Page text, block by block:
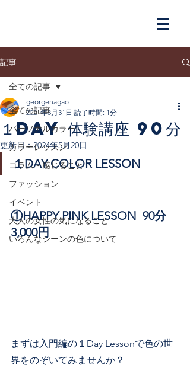
記事
全ての記事
パーソナルカラー
カラーレッスン
コラム・感じること
ファッション
イベント
大人の女性の気になること
いろんなシーンの色について
全ての記事
１day 体験講座 90分
georgenagao
2021年8月31日 読了時間: 1分
更新日：2024年5月20日
１DAY COLOR LESSON
①HAPPY PINK LESSON  90分
3,000円
まずは入門編の１Day Lessonで色の世
界をのぞいてみませんか？